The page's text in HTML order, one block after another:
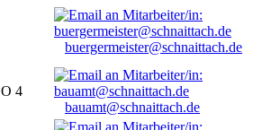
buergermeister@schnaittach.de
O 4
bauamt@schnaittach.de